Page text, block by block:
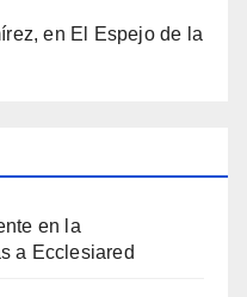
en El Espejo de la
en la
a Ecclesiared